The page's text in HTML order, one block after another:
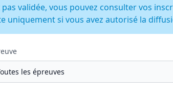
validée, vous pouvez consulter vos
si vous avez autorisé la